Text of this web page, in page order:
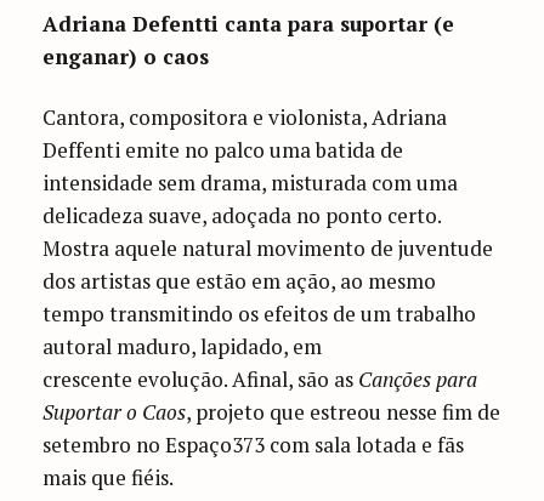
Adriana Defentti canta para suportar (e
enganar) o caos
Cantora, compositora e violonista, Adriana
Deffenti emite no palco uma batida de
intensidade sem drama, misturada com uma
delicadeza suave, adoçada no ponto certo.
Mostra aquele natural movimento de juventude
dos artistas que estão em ação, ao mesmo
tempo transmitindo os efeitos de um trabalho
autoral maduro, lapidado, em
crescente evolução. Afinal, são as Canções para
Suportar o Caos, projeto que estreou nesse fim de
setembro no Espaço373 com sala lotada e fãs
mais que fiéis.